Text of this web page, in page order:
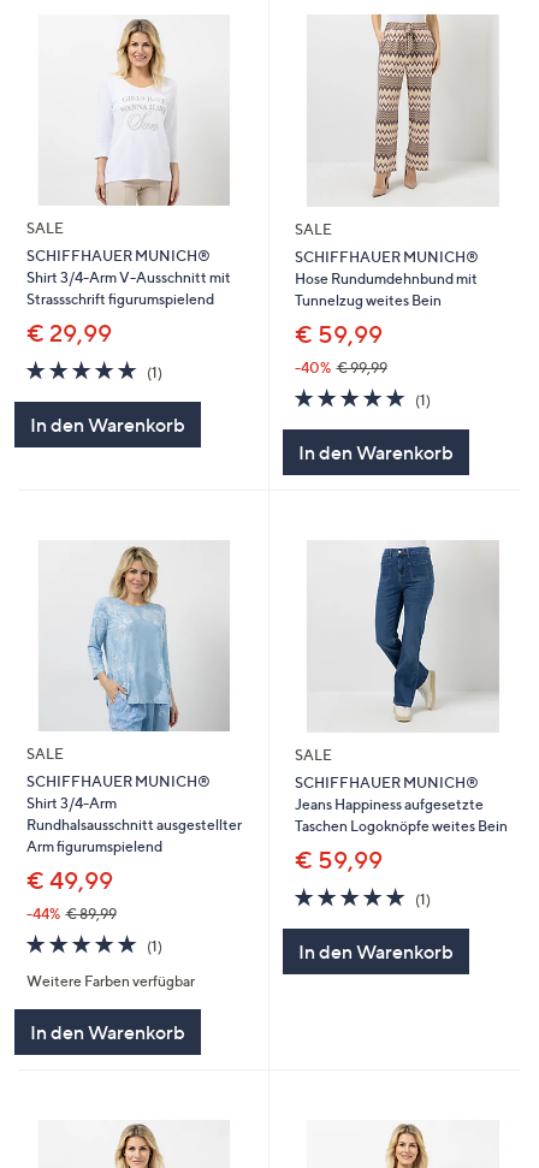
SALE
SCHIFFHAUER MUNICH®
Shirt 3/4-Arm V-Ausschnitt mit
Strassschrift figurumspielend
€ 29,99
5.0
von
5
(1)
In den Warenkorb
SALE
SCHIFFHAUER MUNICH®
Hose Rundumdehnbund mit
Tunnelzug weites Bein
€ 59,99
-40% € 99,99
5.0
von
5
(1)
In den Warenkorb
SALE
SCHIFFHAUER MUNICH®
Shirt 3/4-Arm
Rundhalsausschnitt ausgestellter
Arm figurumspielend
€ 49,99
-44% € 89,99
5.0
von
5
(1)
Weitere Farben verfügbar
In den Warenkorb
SALE
SCHIFFHAUER MUNICH®
Jeans Happiness aufgesetzte
Taschen Logoknöpfe weites Bein
€ 59,99
5.0
von
5
(1)
In den Warenkorb